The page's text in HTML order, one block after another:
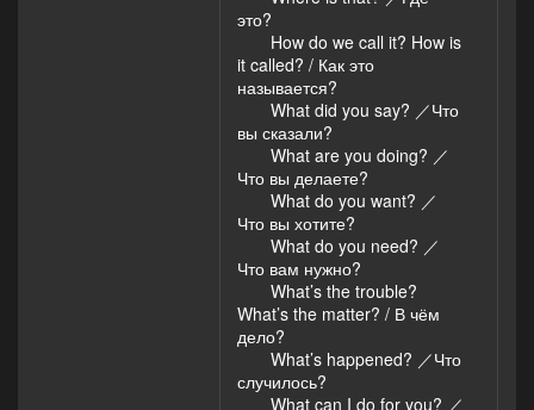
это?
How do we call it? How is
it called? / Как это
называется?
What did you say? ／Что
вы сказали?
What are you doing? ／
Что вы делаете?
What do you want? ／
Что вы хотите?
What do you need? ／
Что вам нужно?
What’s the trouble?
What’s the matter? / В чём
дело?
What’s happened? ／Что
случилось?
What can I do for you? ／